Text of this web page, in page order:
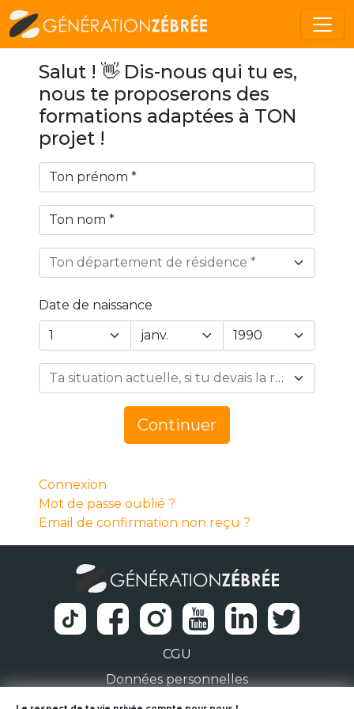
Salut ! 👋 Dis-nous qui tu es,
nous te proposerons des
formations adaptées à TON
projet !
Ton département de résidence *
Date de naissance
Year
Day
Ta situation actuelle, si tu devais la résumer en 1 mot… *
Continuer
Connexion
Mot de passe oublié ?
Email de confirmation non reçu ?
CGU
Données personnelles